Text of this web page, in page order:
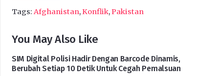
Tags: Afghanistan,Konflik,Pakistan
You May Also Like
SIM Digital Polisi Hadir Dengan Barcode Dinamis,
Berubah Setiap 10 Detik Untuk Cegah Pemalsuan